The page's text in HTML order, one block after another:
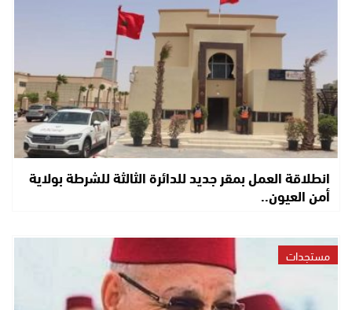
انطلاقة العمل بمقر جديد للدائرة الثالثة للشرطة بولاية
أمن العيون..
مستجدات